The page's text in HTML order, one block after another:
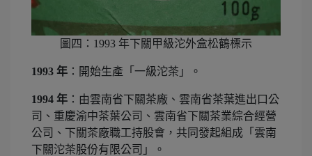
圖四：1993 年下關甲級沱外盒松鶴標示
1993 年 ：開始生產「一級沱茶」。
1994 年 ：由雲南省下關茶廠、雲南省茶葉進出口公
司、重慶渝中茶葉公司、雲南省下關茶業綜合經營
公司、下關茶廠職工持股會，共同發起組成「雲南
下關沱茶股份有限公司」。